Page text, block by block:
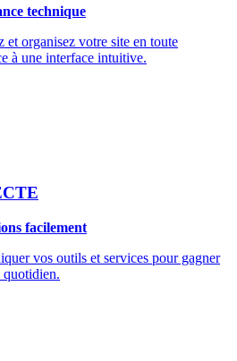
technique
et organisez votre site en toute
à une interface intuitive.
facilement
vos outils et services pour gagner
quotidien.